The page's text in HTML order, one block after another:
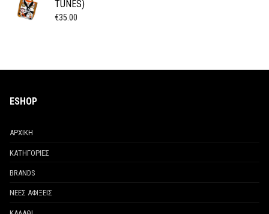
TUNES)
€35.00
ESHOP
ΑΡΧΙΚΗ
ΚΑΤΗΓΟΡΙΕΣ
BRANDS
ΝΕΕΣ ΑΦΙΞΕΙΣ